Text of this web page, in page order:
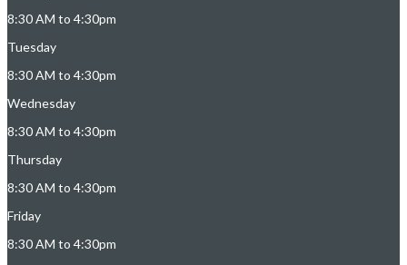
8:30 AM to 4:30pm
Tuesday
8:30 AM to 4:30pm
Wednesday
8:30 AM to 4:30pm
Thursday
8:30 AM to 4:30pm
Friday
8:30 AM to 4:30pm